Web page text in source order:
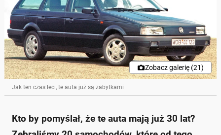
Zobacz galerię (21)
Jak ten czas leci, te auta już są zabytkami
Kto by pomyślał, że te auta mają już 30 lat?